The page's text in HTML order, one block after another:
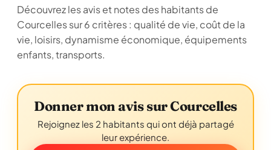
Découvrez les avis et notes des habitants de
Courcelles sur 6 critères : qualité de vie, coût de la
vie, loisirs, dynamisme économique, équipements
enfants, transports.
Donner mon avis sur Courcelles
Rejoignez les 2 habitants qui ont déjà partagé
leur expérience.